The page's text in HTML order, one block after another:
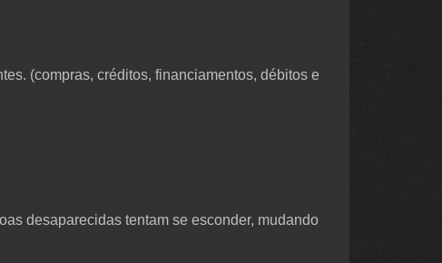
(compras, créditos, financiamentos, débitos e
desaparecidas tentam se esconder, mudando